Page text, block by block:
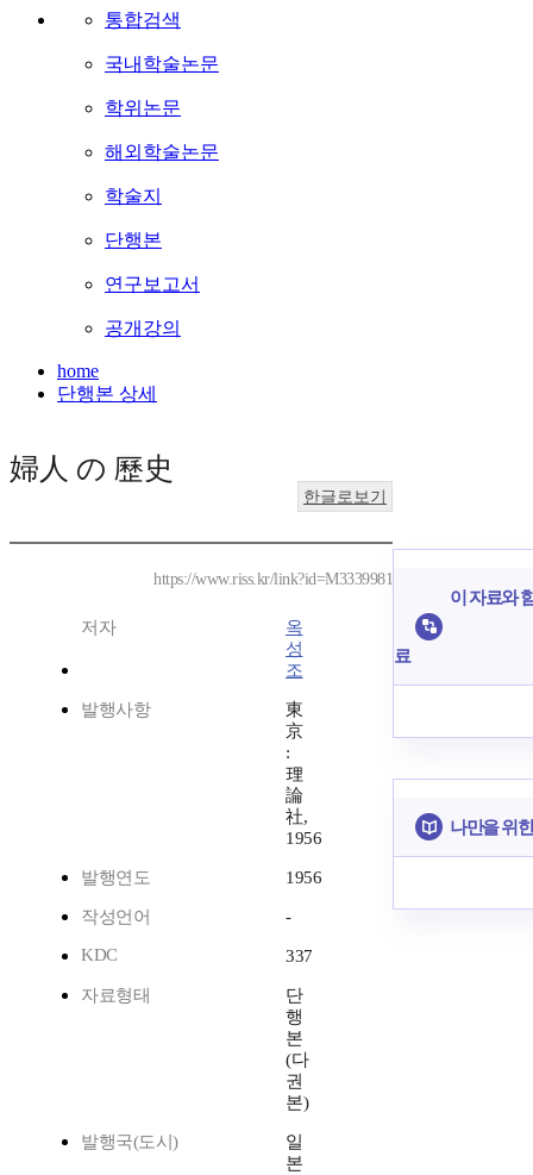
통합검색
국내학술논문
학위논문
해외학술논문
학술지
단행본
연구보고서
공개강의
home
단행본 상세
婦人 の 歷史
한글로보기
https://www.riss.kr/link?id=M3339981
저자
옥
성
조
발행사항
東
京
:
理
論
社,
1956
발행연도 1956
작성언어
-
KDC
337
자료형태
단
행
본
(다
권
본)
발행국(도시)
일
본
이 자료와
료
나만을 위